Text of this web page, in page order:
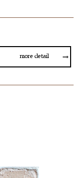
more detail